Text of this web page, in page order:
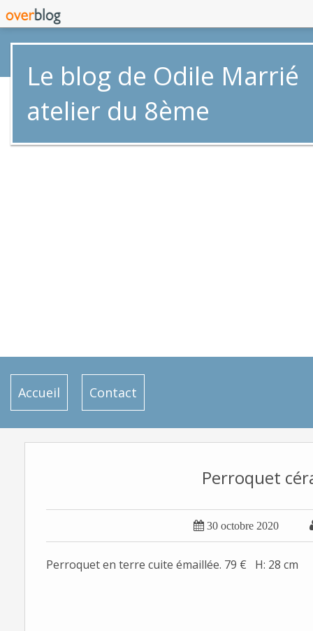
Le blog de Odile Marrié
atelier du 8ème
Accueil Contact
Perroquet
 30 octobre 2020
Perroquet en terre cuite émaillée. 79 € H: 28 cm